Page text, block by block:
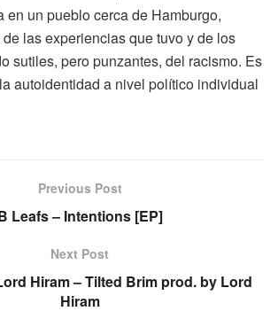
en un pueblo cerca de Hamburgo,
las experiencias que tuvo y de los
sutiles, pero punzantes, del racismo. Es
autoidentidad a nivel político individual
Previous Post
Leafs – Intentions [EP]
Next Post
Hiram – Tilted Brim prod. by Lord
Hiram